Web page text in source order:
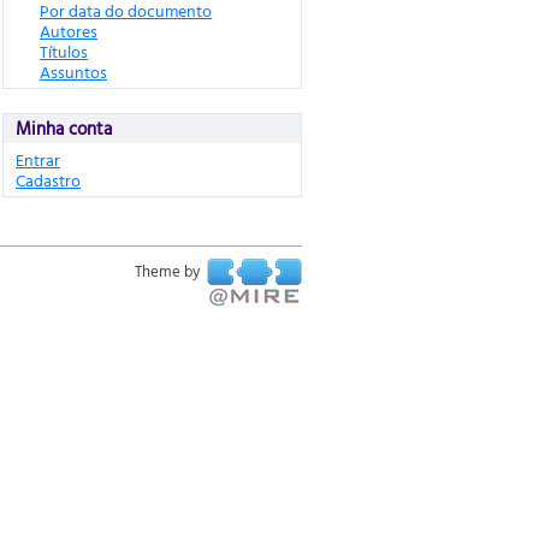
Por data do documento
Autores
Títulos
Assuntos
Minha conta
Entrar
Cadastro
Theme by